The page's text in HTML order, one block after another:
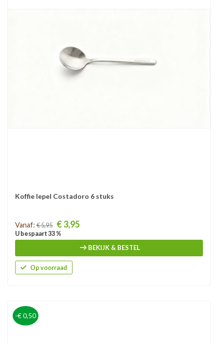
Koffie lepel Costadoro 6 stuks
Prijs
Vanaf: € 5,95 € 3,95
U bespaart 33 %
BEKIJK & BESTEL
Op voorraad
-€ 0,50